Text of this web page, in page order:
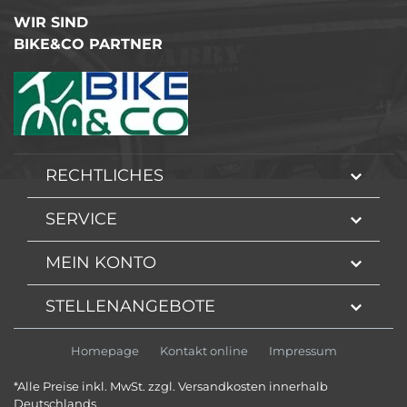
WIR SIND
BIKE&CO PARTNER
RECHTLICHES
SERVICE
MEIN KONTO
STELLENANGEBOTE
Homepage Kontakt online Impressum
*Alle Preise inkl. MwSt. zzgl. Versandkosten innerhalb
Deutschlands